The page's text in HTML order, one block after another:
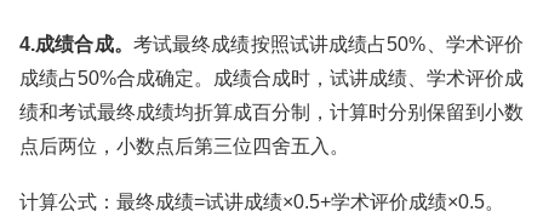
4.成绩合成。 考试最终成绩按照试讲成绩占50%、学术评价
成绩占50%合成确定。成绩合成时，试讲成绩、学术评价成
绩和考试最终成绩均折算成百分制，计算时分别保留到小数
点后两位，小数点后第三位四舍五入。
计算公式：最终成绩=试讲成绩×0.5+学术评价成绩×0.5。